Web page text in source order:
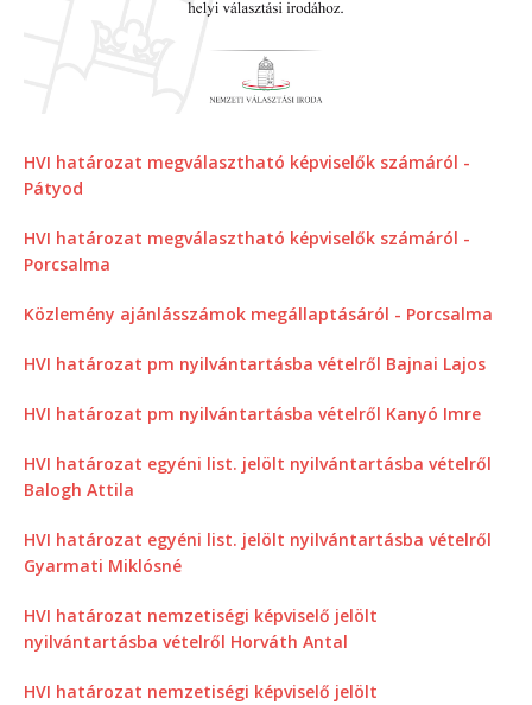
HVI határozat megválasztható képviselők számáról -
Pátyod
HVI határozat megválasztható képviselők számáról -
Porcsalma
Közlemény ajánlásszámok megállaptásáról - Porcsalma
HVI határozat pm nyilvántartásba vételről Bajnai Lajos
HVI határozat pm nyilvántartásba vételről Kanyó Imre
HVI határozat egyéni list. jelölt nyilvántartásba vételről
Balogh Attila
HVI határozat egyéni list. jelölt nyilvántartásba vételről
Gyarmati Miklósné
HVI határozat nemzetiségi képviselő jelölt
nyilvántartásba vételről Horváth Antal
HVI határozat nemzetiségi képviselő jelölt